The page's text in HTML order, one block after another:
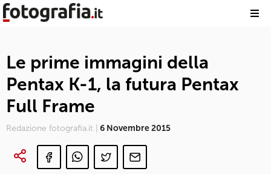
Le prime immagini della
Pentax K-1, la futura Pentax
Full Frame
Redazione fotografia.it | 6 Novembre 2015